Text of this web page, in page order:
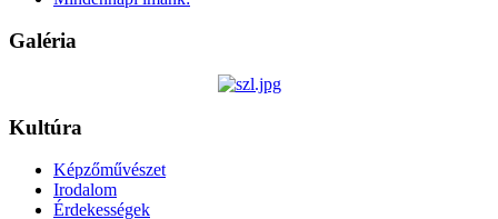
Galéria
Kultúra
Képzőművészet
Irodalom
Érdekességek